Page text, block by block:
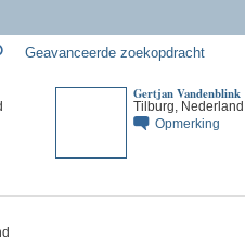
Geavanceerde zoekopdracht
Gertjan Vandenblink
Tilburg, Nederland
Opmerking